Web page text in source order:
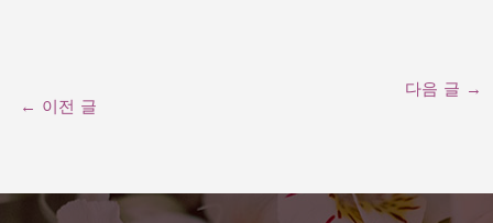
← 이전 글
다음 글 →